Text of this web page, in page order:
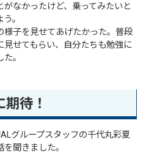
なかったけど、乗ってみたいと
。
子を見せてあげたかった。普段
せてもらい、自分たちも勉強に
。
待！
グループスタッフの千代丸彩夏
聞きました。